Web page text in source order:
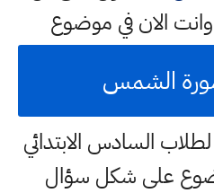
الان في موضوع
الشمس
السادس الابتدائي
على شكل سؤال